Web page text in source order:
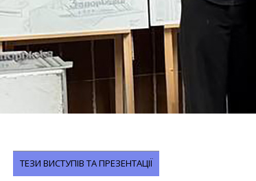
ТЕЗИ ВИСТУПІВ ТА ПРЕЗЕНТАЦІЇ